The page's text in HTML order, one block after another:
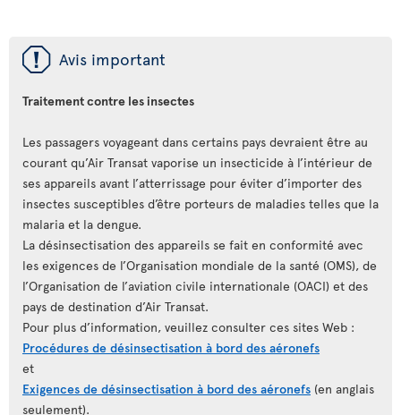
ü Avis important
Traitement contre les insectes
Les passagers voyageant dans certains pays devraient être au
courant qu’Air Transat vaporise un insecticide à l’intérieur de
ses appareils avant l’atterrissage pour éviter d’importer des
insectes susceptibles d’être porteurs de maladies telles que la
malaria et la dengue.
La désinsectisation des appareils se fait en conformité avec
les exigences de l’Organisation mondiale de la santé (OMS), de
l’Organisation de l’aviation civile internationale (OACI) et des
pays de destination d’Air Transat.
Pour plus d’information, veuillez consulter ces sites Web :
Procédures de désinsectisation à bord des aéronefs
et
Exigences de désinsectisation à bord des aéronefs (en anglais
seulement).